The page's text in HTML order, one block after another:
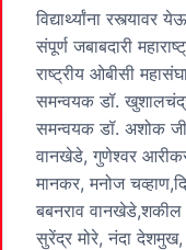
विद्यार्थ्यांना
संपूर्ण जबाबदारी
राष्ट्रीय ओबीसी
समन्वयक डॉ.
समन्वयक डॉ. अशोक
वानखेडे, गुणेश्वर
मानकर, मनोज
बबनराव
सुरेंद्र मोरे, नंदा देशमुख,